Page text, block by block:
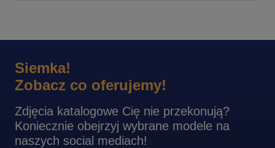
Siemka!
Zobacz co oferujemy!
Zdjęcia katalogowe Cię nie przekonują?
Koniecznie obejrzyj wybrane modele na
naszych social mediach!